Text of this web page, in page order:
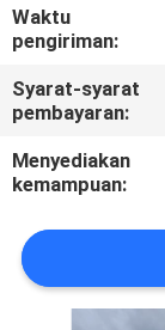
SITEMAP
PRIVACY
POLICY
Waktu
pengiriman:
Syarat-syarat
pembayaran:
Menyediakan
kemampuan: